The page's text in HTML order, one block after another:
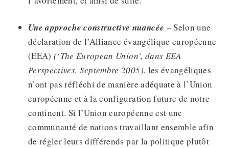
Une approche constructive nuancée – Selon une
déclaration de l’Alliance évangélique européenne
(EEA)(‘The European Union’, dans EEA
Perspectives, Septembre 2005), les évangéliques
n’ont pas réfléchi de manière adéquate à l’Union
européenne et à la configuration future de notre
continent. Si l’Union européenne est une
communauté de nations travaillant ensemble afin
de régler leurs différends par la politique plutôt